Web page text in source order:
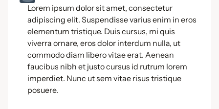
Lorem ipsum dolor sit amet, consectetur
adipiscing elit. Suspendisse varius enim in eros
elementum tristique. Duis cursus, mi quis
viverra ornare, eros dolor interdum nulla, ut
commodo diam libero vitae erat. Aenean
faucibus nibh et justo cursus id rutrum lorem
imperdiet. Nunc ut sem vitae risus tristique
posuere.